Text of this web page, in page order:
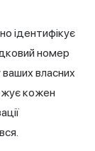
ідентифікує
номер
власних
кожен